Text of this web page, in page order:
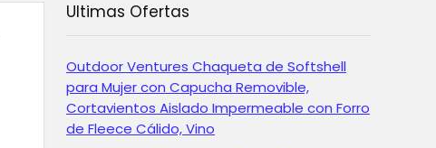
Ultimas Ofertas
Outdoor Ventures Chaqueta de Softshell
para Mujer con Capucha Removible,
Cortavientos Aislado Impermeable con Forro
de Fleece Cálido, Vino